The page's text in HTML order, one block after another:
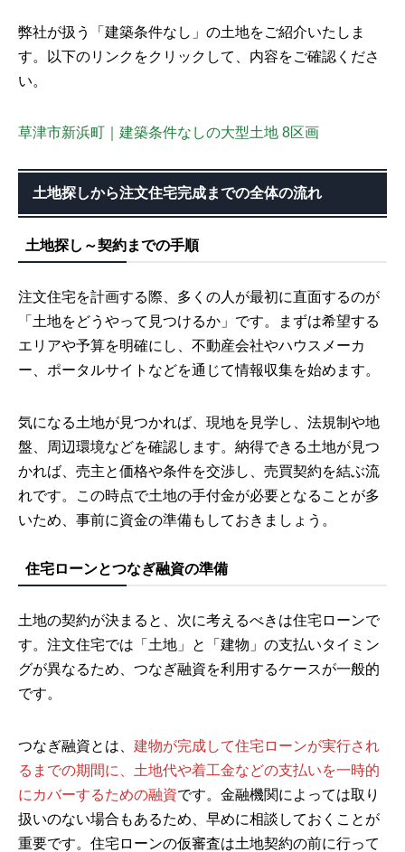
弊社が扱う「建築条件なし」の土地をご紹介いたしま
す。以下のリンクをクリックして、内容をご確認くださ
い。
草津市新浜町｜建築条件なしの大型土地 8区画
土地探しから注文住宅完成までの全体の流れ
土地探し～契約までの手順
注文住宅を計画する際、多くの人が最初に直面するのが
「土地をどうやって見つけるか」です。まずは希望する
エリアや予算を明確にし、不動産会社やハウスメーカ
ー、ポータルサイトなどを通じて情報収集を始めます。
気になる土地が見つかれば、現地を見学し、法規制や地
盤、周辺環境などを確認します。納得できる土地が見つ
かれば、売主と価格や条件を交渉し、売買契約を結ぶ流
れです。この時点で土地の手付金が必要となることが多
いため、事前に資金の準備もしておきましょう。
住宅ローンとつなぎ融資の準備
土地の契約が決まると、次に考えるべきは住宅ローンで
す。注文住宅では「土地」と「建物」の支払いタイミン
グが異なるため、つなぎ融資を利用するケースが一般的
です。
つなぎ融資とは、 建物が完成して住宅ローンが実行され
るまでの期間に、土地代や着工金などの支払いを一時的
にカバーするための融資です。金融機関によっては取り
扱いのない場合もあるため、早めに相談しておくことが
重要です。住宅ローンの仮審査は土地契約の前に行って